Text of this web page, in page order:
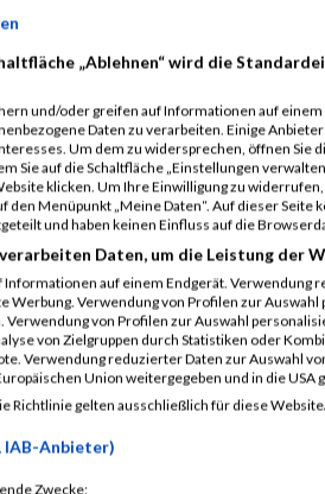
Tumbrägel
Draheim
Schurig
Moenius
Zerrahn
Beck
Gehring
Hofmann
Baumgartner
Wendel
„Ablehnen“ wird die
und/oder greifen auf Informationen auf einem
Daten zu verarbeiten. Einige
Um dem zu widersprechen, öffnen Sie
Sie auf die Schaltfläche „Einstellungen
klicken. Um Ihre Einwilligung zu
den Menüpunkt „Meine Daten“. Auf dieser
und haben keinen Einfluss auf die
Daten, um die Leistung der
Informationen auf einem Endgerät. Verwendung
Werbung. Verwendung von Profilen zur
Verwendung von Profilen zur Auswahl
von Zielgruppen durch Statistiken oder
Verwendung reduzierter Daten zur Auswahl
Union weitergegeben und in die USA
Richtlinie gelten ausschließlich für diese
IAB-Anbieter)
Zwecke: